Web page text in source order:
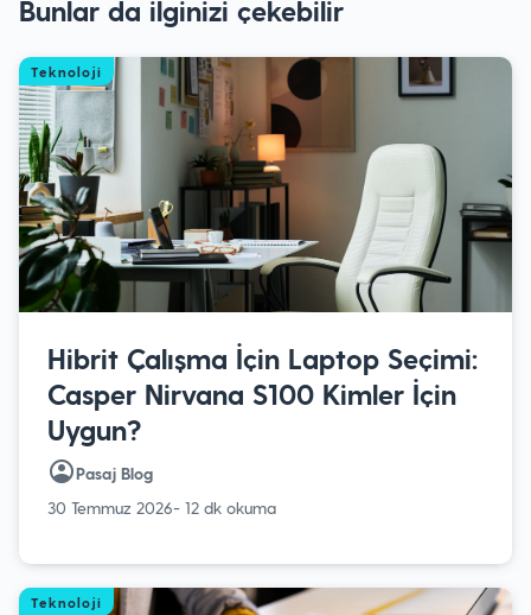
Bunlar da ilginizi çekebilir
Teknoloji
Hibrit Çalışma İçin Laptop Seçimi:
Casper Nirvana S100 Kimler İçin
Uygun?
Pasaj Blog
30 Temmuz 2026- 12 dk okuma
Teknoloji